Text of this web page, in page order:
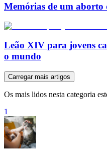
Memórias de um aborto
Leão XIV para jovens
o mundo
Carregar mais artigos
Os mais lidos nesta categoria
1